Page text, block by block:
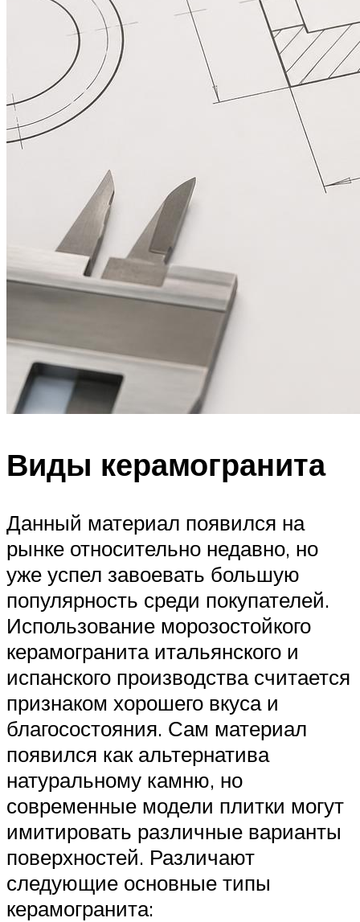
Виды керамогранита
Данный материал появился на
рынке относительно недавно, но
уже успел завоевать большую
популярность среди покупателей.
Использование морозостойкого
керамогранита итальянского и
испанского производства считается
признаком хорошего вкуса и
благосостояния. Сам материал
появился как альтернатива
натуральному камню, но
современные модели плитки могут
имитировать различные варианты
поверхностей. Различают
следующие основные типы
керамогранита: